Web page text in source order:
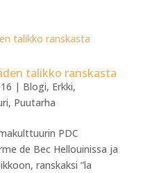
talikko ranskasta
| Blogi, Erkki,
, Puutarha
PDC
de Bec Hellouinissa ja
ranskaksi ”la